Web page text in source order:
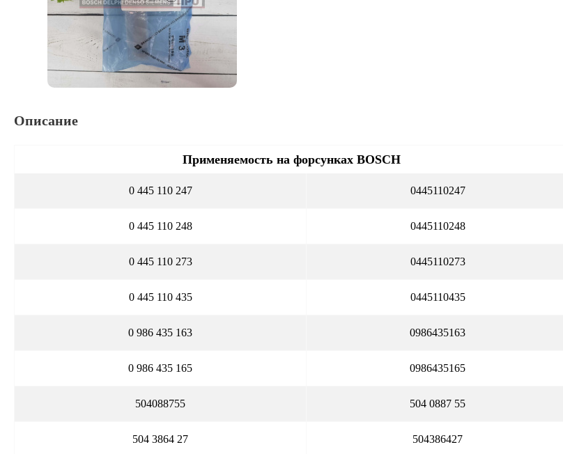
Описание
Применяемость на форсунках BOSCH
0 445 110 247 0445110247
0 445 110 248 0445110248
0 445 110 273 0445110273
0 445 110 435 0445110435
0 986 435 163 0986435163
0 986 435 165 0986435165
504088755 504 0887 55
504 3864 27 504386427